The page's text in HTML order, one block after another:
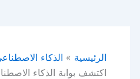
الرئيسية
الذكاء
اكتشف بوابة الذكاء